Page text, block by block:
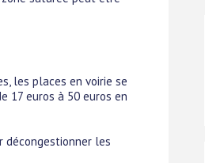
les places en voirie se
17 euros à 50 euros en
décongestionner les